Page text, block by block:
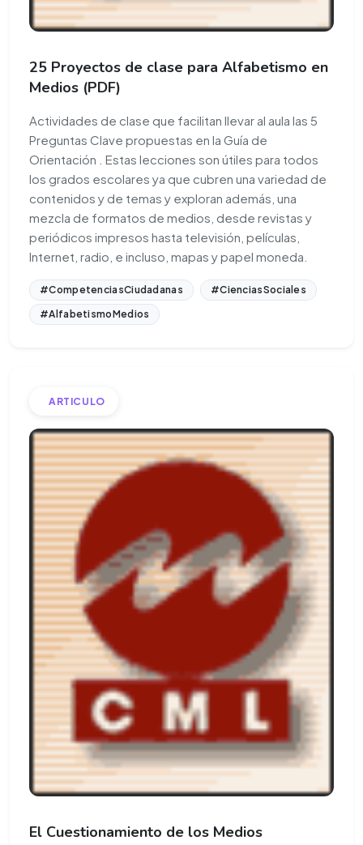
25 Proyectos de clase para Alfabetismo en
Medios (PDF)
Actividades de clase que facilitan llevar al aula las 5
Preguntas Clave propuestas en la Guía de
Orientación . Estas lecciones son útiles para todos
los grados escolares ya que cubren una variedad de
contenidos y de temas y exploran además, una
mezcla de formatos de medios, desde revistas y
periódicos impresos hasta televisión, películas,
Internet, radio, e incluso, mapas y papel moneda.
#CompetenciasCiudadanas
#CienciasSociales
#AlfabetismoMedios
ARTICULO
El Cuestionamiento de los Medios